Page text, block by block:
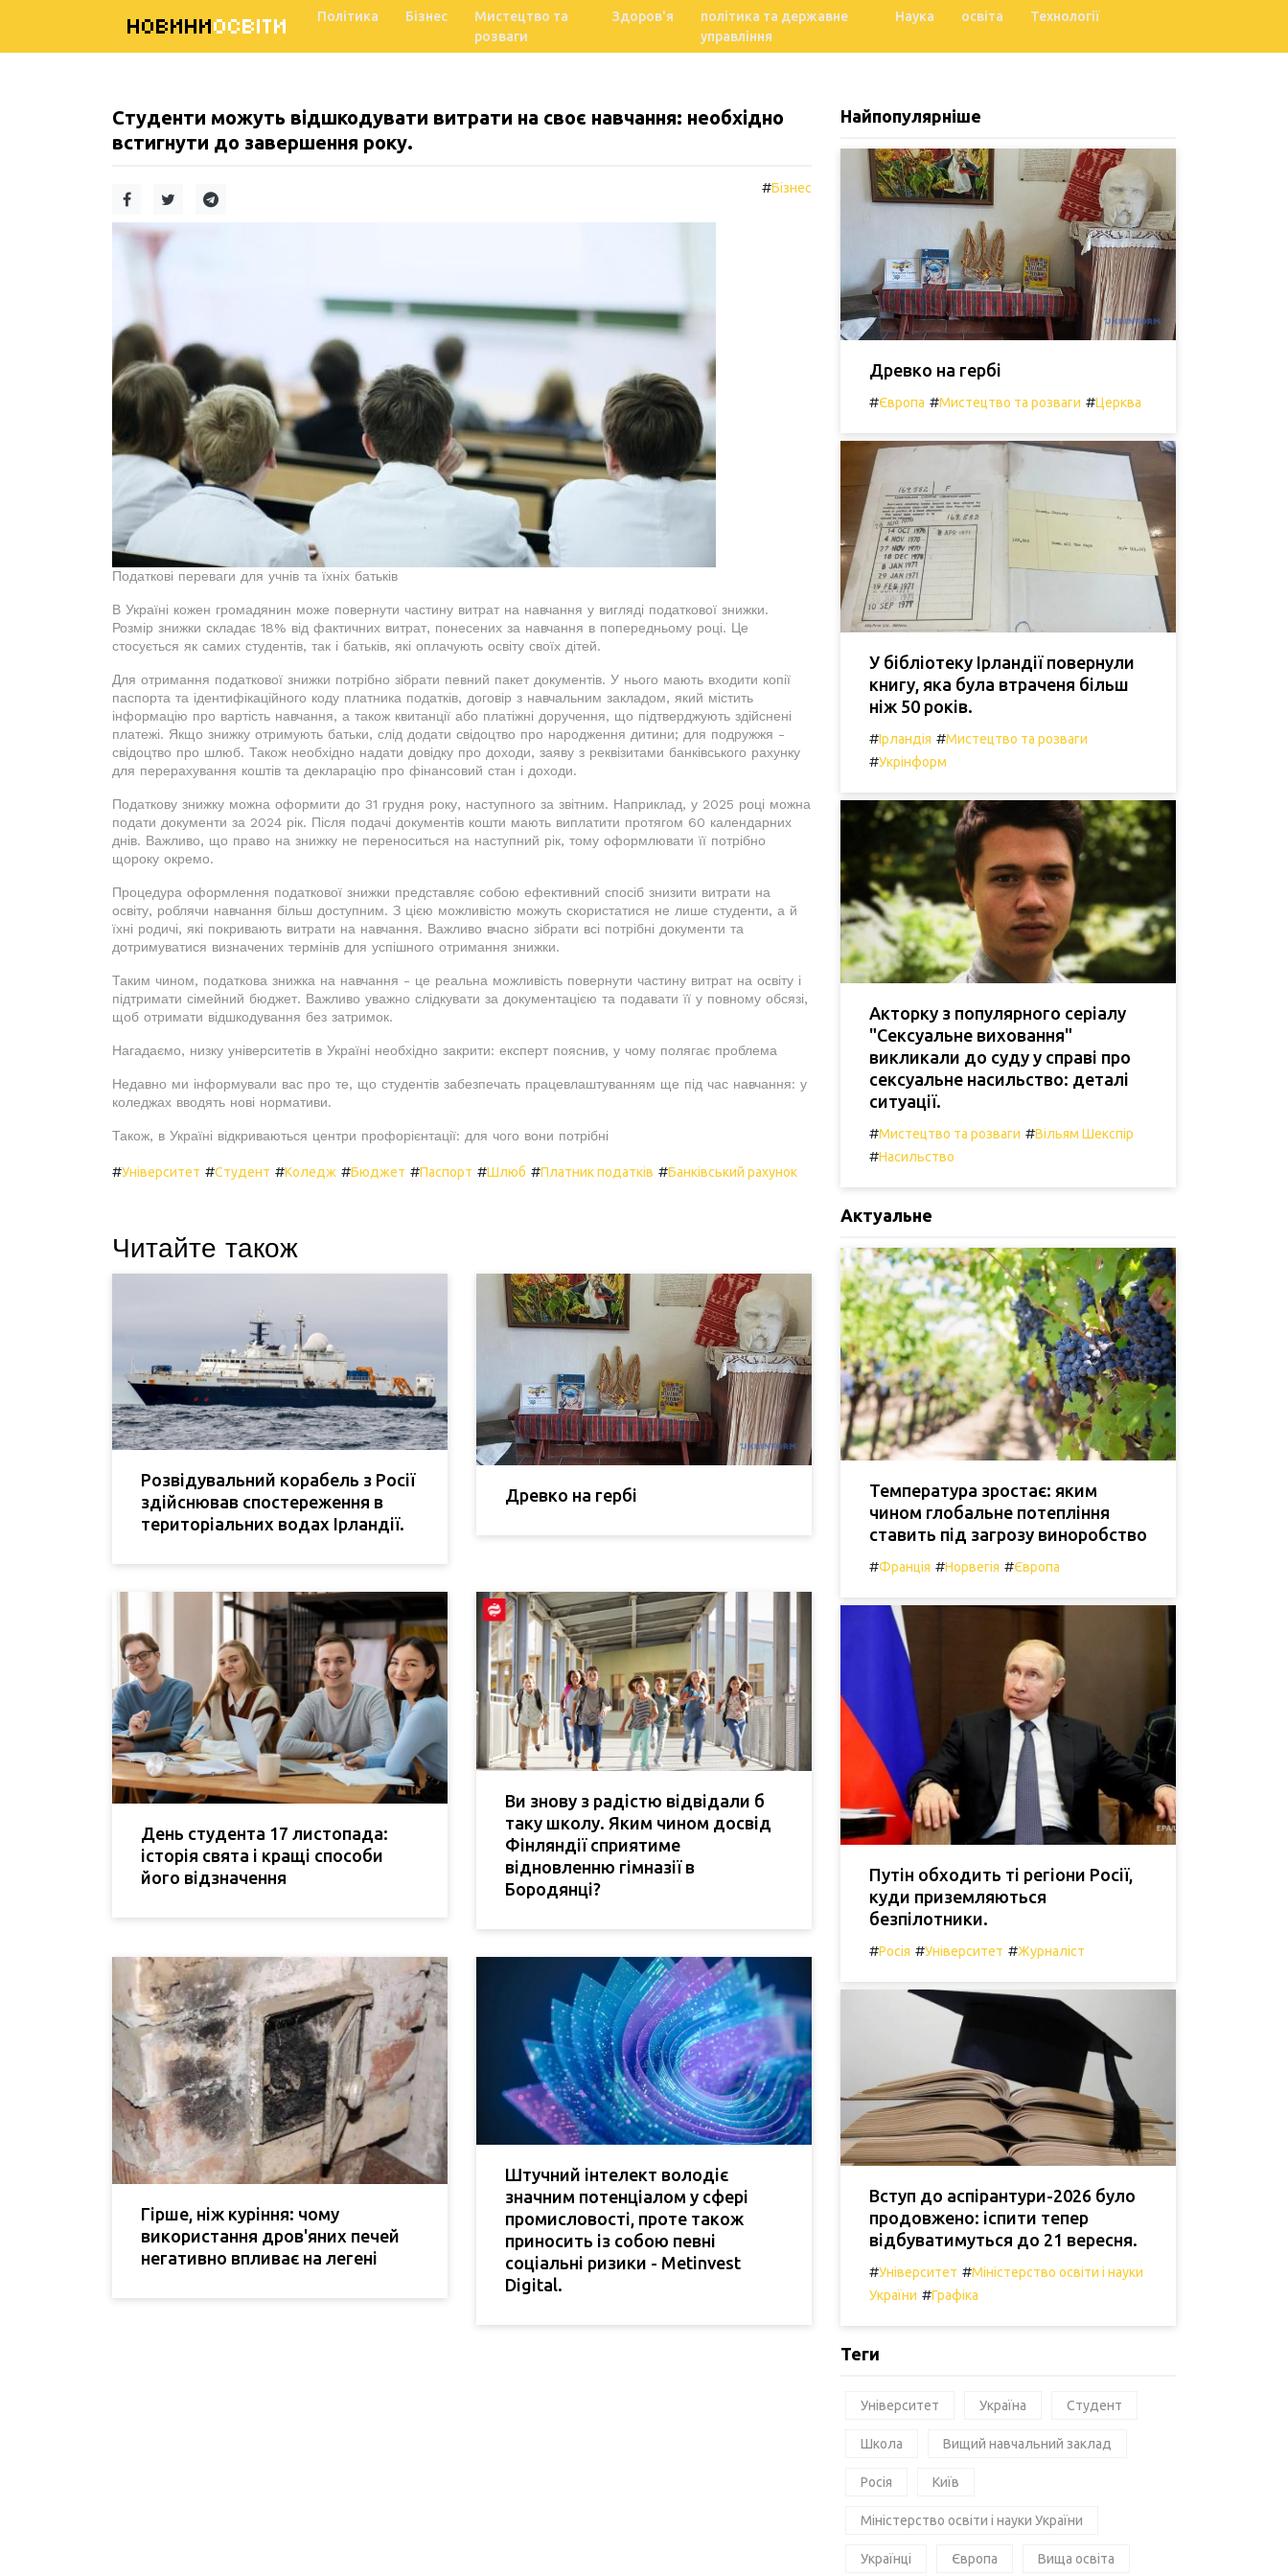
НОВИНИОСВІТИ Політика Бізнес
Мистецтво та
розваги
Здоров'я
політика та державне
управління
Наука освіта Технології
Студенти можуть відшкодувати витрати на своє навчання: необхідно
встигнути до завершення року.
#Бізнес
Податкові переваги для учнів та їхніх батьків
В Україні кожен громадянин може повернути частину витрат на навчання у вигляді податкової знижки.
Розмір знижки складає 18% від фактичних витрат, понесених за навчання в попередньому році. Це
стосується як самих студентів, так і батьків, які оплачують освіту своїх дітей.
Для отримання податкової знижки потрібно зібрати певний пакет документів. У нього мають входити копії
паспорта та ідентифікаційного коду платника податків, договір з навчальним закладом, який містить
інформацію про вартість навчання, а також квитанції або платіжні доручення, що підтверджують здійснені
платежі. Якщо знижку отримують батьки, слід додати свідоцтво про народження дитини; для подружжя -
свідоцтво про шлюб. Також необхідно надати довідку про доходи, заяву з реквізитами банківського рахунку
для перерахування коштів та декларацію про фінансовий стан і доходи.
Податкову знижку можна оформити до 31 грудня року, наступного за звітним. Наприклад, у 2025 році можна
подати документи за 2024 рік. Після подачі документів кошти мають виплатити протягом 60 календарних
днів. Важливо, що право на знижку не переноситься на наступний рік, тому оформлювати її потрібно
щороку окремо.
Процедура оформлення податкової знижки представляє собою ефективний спосіб знизити витрати на
освіту, роблячи навчання більш доступним. З цією можливістю можуть скористатися не лише студенти, а й
їхні родичі, які покривають витрати на навчання. Важливо вчасно зібрати всі потрібні документи та
дотримуватися визначених термінів для успішного отримання знижки.
Таким чином, податкова знижка на навчання - це реальна можливість повернути частину витрат на освіту і
підтримати сімейний бюджет. Важливо уважно слідкувати за документацією та подавати її у повному обсязі,
щоб отримати відшкодування без затримок.
Нагадаємо, низку університетів в Україні необхідно закрити: експерт пояснив, у чому полягає проблема
Недавно ми інформували вас про те, що студентів забезпечать працевлаштуванням ще під час навчання: у
коледжах вводять нові нормативи.
Також, в Україні відкриваються центри профорієнтації: для чого вони потрібні
#Університет #Студент #Коледж #Бюджет #Паспорт #Шлюб #Платник податків #Банківський рахунок
Читайте також
Розвідувальний корабель з Росії
здійснював спостереження в
територіальних водах Ірландії.
Древко на гербі
День студента 17 листопада:
історія свята і кращі способи
його відзначення
Ви знову з радістю відвідали б
таку школу. Яким чином досвід
Фінляндії сприятиме
відновленню гімназії в
Бородянці?
Гірше, ніж куріння: чому
використання дров'яних печей
негативно впливає на легені
Штучний інтелект володіє
значним потенціалом у сфері
промисловості, проте також
приносить із собою певні
соціальні ризики - Metinvest
Digital.
Найпопулярніше
Древко на гербі
#Європа #Мистецтво та розваги #Церква
У бібліотеку Ірландії повернули
книгу, яка була втраченя більш
ніж 50 років.
#Ірландія #Мистецтво та розваги
#Укрінформ
Акторку з популярного серіалу
"Сексуальне виховання"
викликали до суду у справі про
сексуальне насильство: деталі
ситуації.
#Мистецтво та розваги #Вільям Шекспір
#Насильство
Актуальне
Температура зростає: яким
чином глобальне потепління
ставить під загрозу виноробство
#Франція #Норвегія #Європа
Путін обходить ті регіони Росії,
куди приземляються
безпілотники.
#Росія #Університет #Журналіст
Вступ до аспірантури-2026 було
продовжено: іспити тепер
відбуватимуться до 21 вересня.
#Університет #Міністерство освіти і науки
України #Графіка
Теги
Університет Україна Студент
Школа Вищий навчальний заклад
Росія Київ
Міністерство освіти і науки України
Українці Європа Вища освіта